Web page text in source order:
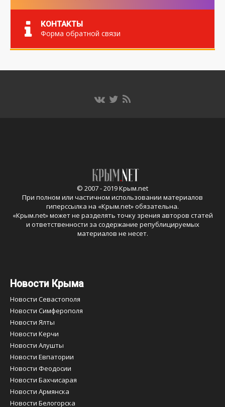
КОНТАКТЫ
Форма обратной связи
© 2007 - 2019 Крым.net
При полном или частичном использовании материалов
гиперссылка на «Крым.net» обязательна.
«Крым.net» может не разделять точку зрения авторов статей
и ответственности за содержание републицируемых
материалов не несет.
Новости Крыма
Новости Севастополя
Новости Симферополя
Новости Ялты
Новости Керчи
Новости Алушты
Новости Евпатории
Новости Феодосии
Новости Бахчисарая
Новости Армянска
Новости Белогорска